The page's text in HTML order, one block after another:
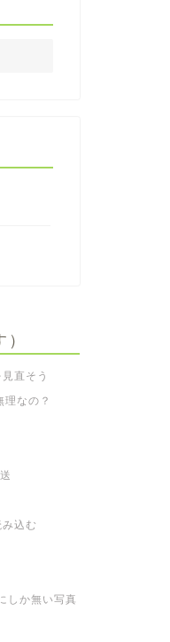
直そう
なの？
込む
しか無い写真